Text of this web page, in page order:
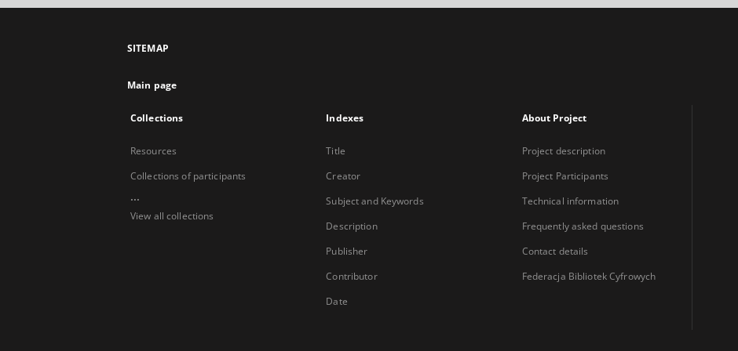
SITEMAP
Main page
Collections
Resources
Collections of participants
...
View all collections
Indexes
Title
Creator
Subject and Keywords
Description
Publisher
Contributor
Date
About Project
Project description
Project Participants
Technical information
Frequently asked questions
Contact details
Federacja Bibliotek Cyfrowych